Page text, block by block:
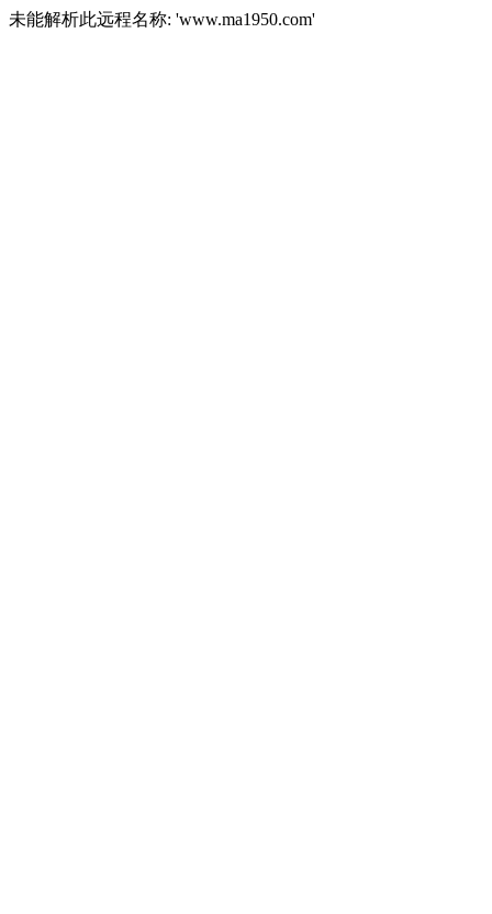
未能解析此远程名称: 'www.ma1950.com'